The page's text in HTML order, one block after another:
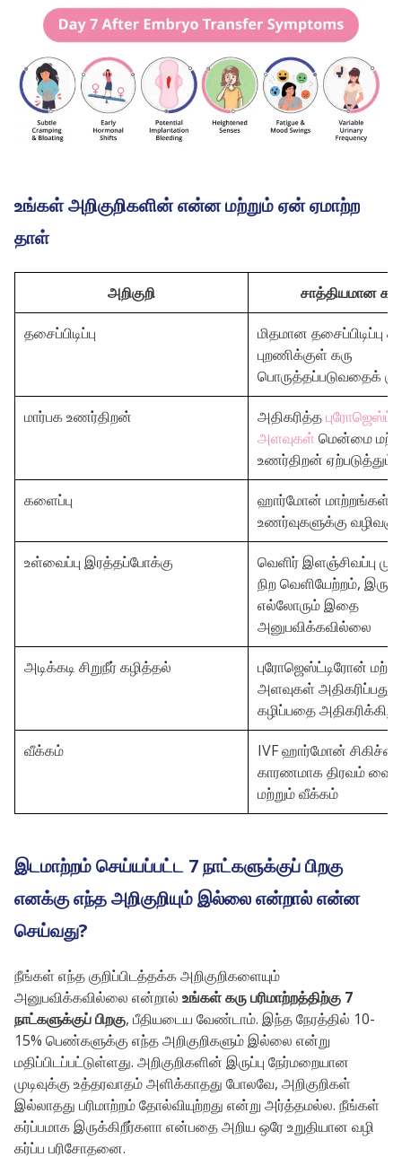
உங்கள் அறிகுறிகளின் என்ன மற்றும் ஏன் ஏமாற்ற
தாள்
அறிகுறி சாத்தியமான
தசைப்பிடிப்பு
மிதமான தசைப்பிடிப்பு
புறணிக்குள் கரு
பொருத்தப்படுவதைக்
மார்பக உணர்திறன் அதிகரித்த
அளவுகள் மென்மை
உணர்திறன் ஏற்படுத்தும்
களைப்பு
ஹார்மோன் மாற்றங்கள்
உணர்வுகளுக்கு
உள்வைப்பு இரத்தப்போக்கு
வெளிர் இளஞ்சிவப்பு
நிற வெளியேற்றம்,
எல்லோரும் இதை
அனுபவிக்கவில்லை
அடிக்கடி சிறுநீர் கழித்தல்
புரோஜெஸ்ட்டிரோன்
அளவுகள் அதிகரிப்பது
கழிப்பதை
வீக்கம்
IVF ஹார்மோன்
காரணமாக திரவம்
மற்றும் வீக்கம்
இடமாற்றம் செய்யப்பட்ட 7 நாட்களுக்குப் பிறகு
எனக்கு எந்த அறிகுறியும் இல்லை என்றால் என்ன
செய்வது?
நீங்கள் எந்த குறிப்பிடத்தக்க அறிகுறிகளையும்
அனுபவிக்கவில்லை என்றால் உங்கள் கரு பரிமாற்றத்திற்கு 7
நாட்களுக்குப் பிறகு, பீதியடைய வேண்டாம். இந்த நேரத்தில் 10-
15% பெண்களுக்கு எந்த அறிகுறிகளும் இல்லை என்று
மதிப்பிடப்பட்டுள்ளது. அறிகுறிகளின் இருப்பு நேர்மறையான
முடிவுக்கு உத்தரவாதம் அளிக்காதது போலவே, அறிகுறிகள்
இல்லாதது பரிமாற்றம் தோல்வியுற்றது என்று அர்த்தமல்ல. நீங்கள்
கர்ப்பமாக இருக்கிறீர்களா என்பதை அறிய ஒரே உறுதியான வழி
கர்ப்ப பரிசோதனை.